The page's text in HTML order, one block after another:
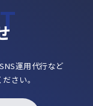
運用代行など
さい。